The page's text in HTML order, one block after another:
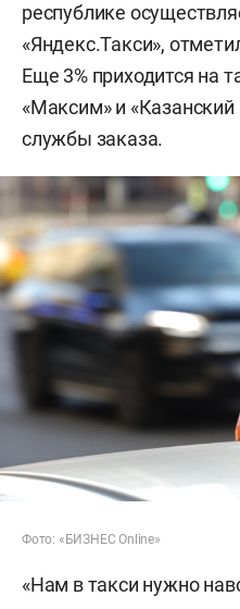
республике
«Яндекс.Такси»,
Еще 3% приходится на
«Максим» и
службы заказа.
Фото: «БИЗНЕС Online»
«Нам в такси нужно